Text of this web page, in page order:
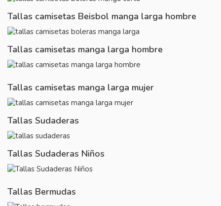
Tallas camisetas Beisbol manga larga hombre
Tallas camisetas manga larga hombre
Tallas camisetas manga larga mujer
Tallas Sudaderas
Tallas Sudaderas Niños
Tallas Bermudas